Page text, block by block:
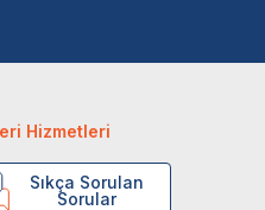
Hizmetleri
Sıkça Sorulan
Sorular